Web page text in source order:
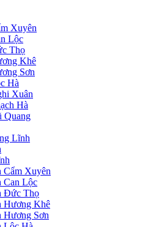
Xuyên
Lộc
Thọ
Khê
Sơn
Hà
Xuân
Hà
Quang
Lĩnh
Cẩm Xuyên
Can Lộc
Đức Thọ
Hương Khê
Hương Sơn